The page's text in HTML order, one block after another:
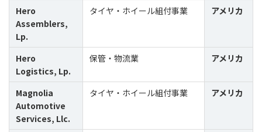
Hero
Assemblers,
Lp.
タイヤ・ホイール組付事業 アメリカ
Hero
Logistics, Lp.
保管・物流業 アメリカ
Magnolia
Automotive
Services, Llc.
タイヤ・ホイール組付事業 アメリカ